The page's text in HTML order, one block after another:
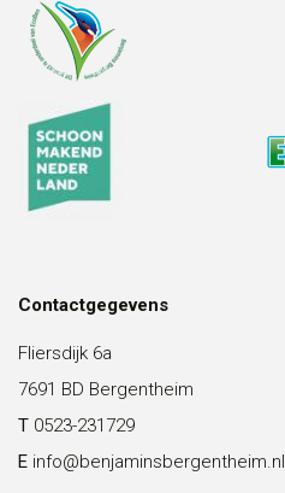
Contactgegevens
Fliersdijk 6a
7691 BD Bergentheim
T 0523-231729
E info@benjaminsbergentheim.nl